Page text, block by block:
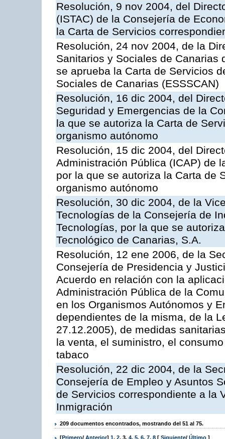
Resolución, 9 nov 2004, del
(ISTAC) de la Consejería de
la Carta de Servicios
Resolución, 24 nov 2004, de la
Sanitarios y Sociales de Canarias
se aprueba la Carta de Servicios
Sociales de Canarias (ESSSCAN)
Resolución, 16 dic 2004, del
Seguridad y Emergencias de la
la que se autoriza la Carta de
organismo autónomo
Resolución, 15 dic 2004, del
Administración Pública (ICAP) de
por la que se autoriza la Carta de
organismo autónomo
Resolución, 30 dic 2004, de la
Tecnologías de la Consejería de
Tecnologías, por la que se
Tecnológico de Canarias, S.A.
Resolución, 12 ene 2006, de la
Consejería de Presidencia y
Acuerdo en relación con la
Administración Pública de la
en los Organismos Autónomos y
dependientes de la misma, de la
27.12.2005), de medidas
la venta, el suministro, el
tabaco
Resolución, 22 dic 2004, de la
Consejería de Empleo y Asuntos
de Servicios correspondiente a la
Inmigración
209 documentos encontrados, mostrando del 51 al 75.
[Primero/ Anterior] 1, 2, 3, 4, 5, 6, 7, 8 [ Siguiente/ Último ]